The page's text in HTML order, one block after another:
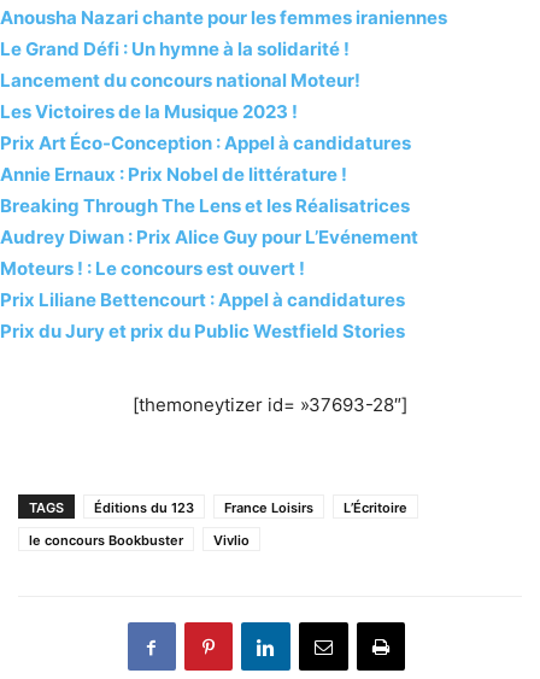
Anousha Nazari chante pour les femmes iraniennes
Le Grand Défi : Un hymne à la solidarité !
Lancement du concours national Moteur!
Les Victoires de la Musique 2023 !
Prix Art Éco-Conception : Appel à candidatures
Annie Ernaux : Prix Nobel de littérature !
Breaking Through The Lens et les Réalisatrices
Audrey Diwan : Prix Alice Guy pour L’Evénement
Moteurs ! : Le concours est ouvert !
Prix Liliane Bettencourt : Appel à candidatures
Prix du Jury et prix du Public Westfield Stories
[themoneytizer id= »37693-28″]
TAGS Éditions du 123 France Loisirs
L’Écritoire
le concours Bookbuster
Vivlio